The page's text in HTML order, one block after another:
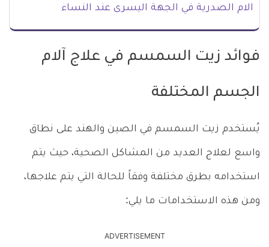
الام الصدرية في الجهة اليسرى عند النساء
فوائد زيت السمسم في علاج آلام
الجسم المختلفة
يُستخدم زيت السمسم في الصين والهند على نطاق
واسع لعلاج العديد من المشاكل الصحية، حيث يتم
استخدامه بطرق مختلفة وفقاً للحالة التي يتم علاجها،
ومن هذه الاستخدامات ما يلي:
ADVERTISEMENT